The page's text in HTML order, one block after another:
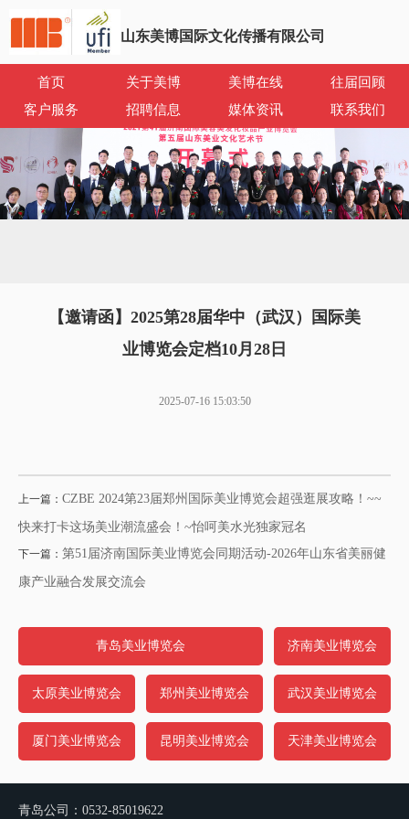
山东美博国际文化传播有限公司
首页 关于美博 美博在线
往届回顾
客户服务
招聘信息 媒体资讯 联系我们
【邀请函】2025第28届华中（武汉）国际美
业博览会定档10月28日
2025-07-16 15:03:50
上一篇： CZBE 2024第23届郑州国际美业博览会超强逛展攻略！~~
快来打卡这场美业潮流盛会！~怡呵美水光独家冠名
下一篇： 第51届济南国际美业博览会同期活动-2026年山东省美丽健
康产业融合发展交流会
青岛美业博览会 济南美业博览会
太原美业博览会 郑州美业博览会 武汉美业博览会
厦门美业博览会 昆明美业博览会 天津美业博览会
青岛公司：0532-85019622